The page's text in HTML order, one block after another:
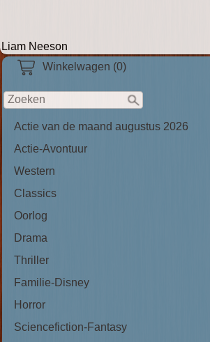
Winkelwagen (0)
Actie van de maand augustus 2026
Actie-Avontuur
Western
Classics
Oorlog
Drama
Thriller
Familie-Disney
Horror
Sciencefiction-Fantasy
Liam Neeson